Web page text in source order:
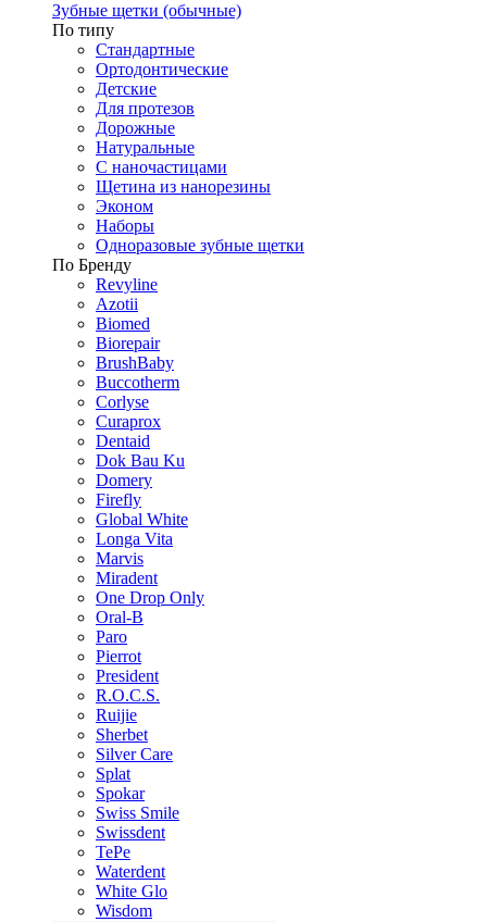
Зубные щетки (обычные)
По типу
Стандартные
Ортодонтические
Детские
Для протезов
Дорожные
Натуральные
С наночастицами
Щетина из нанорезины
Эконом
Наборы
Одноразовые зубные щетки
По Бренду
Revyline
Azotii
Biomed
Biorepair
BrushBaby
Buccotherm
Corlyse
Curaprox
Dentaid
Dok Bau Ku
Domery
Firefly
Global White
Longa Vita
Marvis
Miradent
One Drop Only
Oral-B
Paro
Pierrot
President
R.O.C.S.
Ruijie
Sherbet
Silver Care
Splat
Spokar
Swiss Smile
Swissdent
TePe
Waterdent
White Glo
Wisdom